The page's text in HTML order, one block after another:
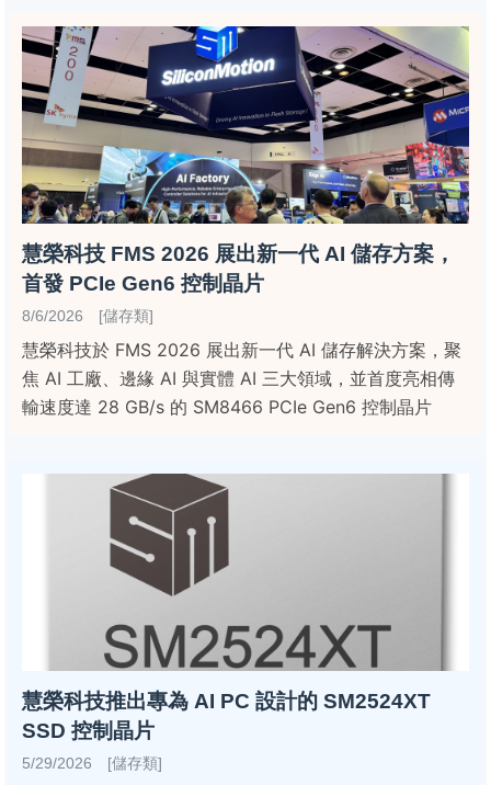
慧榮科技 FMS 2026 展出新一代 AI 儲存方案，
首發 PCIe Gen6 控制晶片
8/6/2026 [儲存類]
慧榮科技於 FMS 2026 展出新一代 AI 儲存解決方案，聚
焦 AI 工廠、邊緣 AI 與實體 AI 三大領域，並首度亮相傳
輸速度達 28 GB/s 的 SM8466 PCIe Gen6 控制晶片
慧榮科技推出專為 AI PC 設計的 SM2524XT
SSD 控制晶片
5/29/2026 [儲存類]